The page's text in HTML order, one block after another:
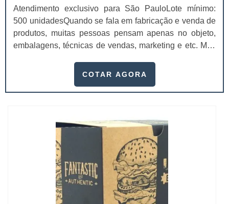
Atendimento exclusivo para São PauloLote mínimo:
500 unidadesQuando se fala em fabricação e venda de
produtos, muitas pessoas pensam apenas no objeto,
embalagens, técnicas de vendas, marketing e etc. Mas
e logística adequada, esses esforços podem não valer
um papel de destaque muito abrangente, pois este item,
COTAR AGORA